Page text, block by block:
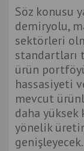
Söz konusu
demiryolu,
sektörleri
standartları
ürün
hassasiyeti
mevcut
daha
yönelik
genişleyecek.